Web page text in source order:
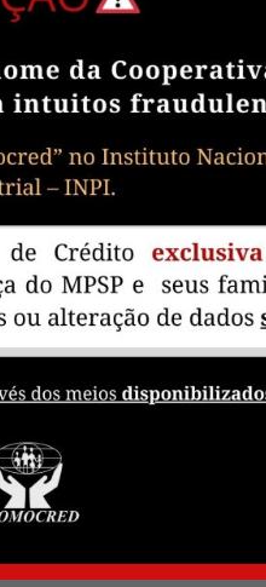
de dados dispostos
que anonimizados os
aptas a proteger os
dados.
“secure socket
o servidor e o usuário
como em caso de
O site se
dos limites legais. No
Termos de Serviço.
a publicações